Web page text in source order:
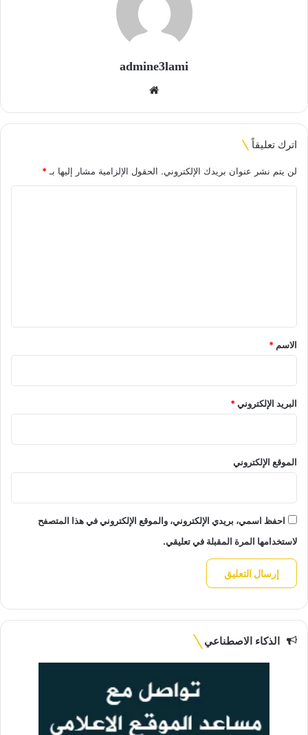
admine3lami
اترك تعليقاً
لن يتم نشر عنوان بريدك الإلكتروني. الحقول الإلزامية مشار إليها بـ*
*
الاسم *
البريد الإلكتروني*
الموقع الإلكتروني
احفظ اسمي، بريدي الإلكتروني، والموقع الإلكتروني في هذا المتصفح
لاستخدامها المرة المقبلة في تعليقي.
الذكاء الاصطناعي